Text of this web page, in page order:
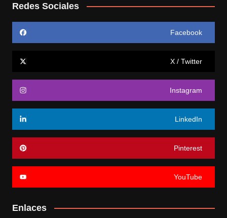
Redes Sociales
Facebook
X / Twitter
Instagram
LinkedIn
Pinterest
YouTube
Enlaces